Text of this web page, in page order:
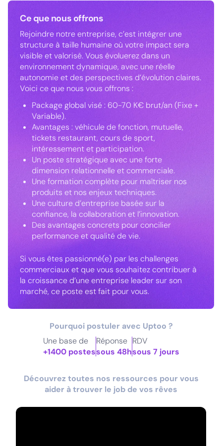
Ce que nous offrons
Rejoindre notre entreprise, c’est intégrer une
structure à taille humaine où votre impact sera
visible et valorisé. Vous évoluerez dans un
environnement dynamique, avec une réelle
autonomie et des perspectives d’évolution claires.
Voici ce que nous vous offrons :
Package global visé : 60-70 K€ brut/an (Fixe +
Variable).
Avantages : véhicule de fonction, mutuelle,
tickets restaurant, cours de sport,
intéressement et participation.
Un poste stratégique avec une forte
dimension relationnelle et commerciale.
Une formation complète pour maîtriser nos
produits et nos enjeux techniques.
Une culture d’entreprise basée sur la
confiance, la collaboration et l’innovation.
Des avantages concrets pour concilier
performance et qualité de vie.
Si vous êtes passionné(e) par les challenges
commerciaux et que vous souhaitez contribuer à
la croissance d’une entreprise leader sur son
marché, ce poste est fait pour vous.
Pourquoi postuler avec Uptoo ?
Une base de
+1400 postes
Réponse
sous 48h
RDV
sous 7 jours
Découvrez toutes nos ressources pour vous
aider à trouver le job de vos rêves